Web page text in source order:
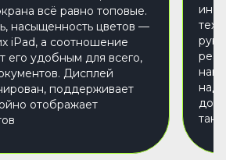
всё равно топовые.
насыщенность цветов —
iPad, а соотношение
его удобным для всего,
Дисплей
поддерживает
отображает
тех,
над
так